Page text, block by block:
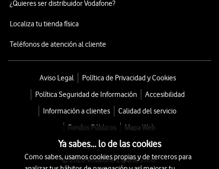
¿Quieres ser distribuidor Vodafone?
Localiza tu tienda física
Teléfonos de atención al cliente
Aviso Legal
Política de Privacidad y Cookies
Política Seguridad de Información
Accesibilidad
Información a clientes
Calidad del servicio
Fondos Públicos
Mapa Web
© 2026 Vodafone España S.A.U.
Ya sabes... lo de las cookies
Como sabes, usamos cookies propias y de terceros para